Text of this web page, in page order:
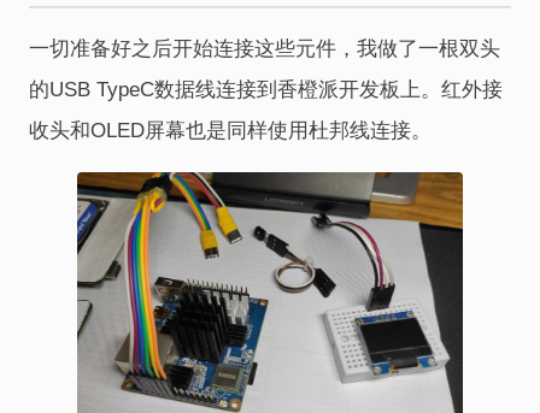
一切准备好之后开始连接这些元件，我做了一根双头
的USB TypeC数据线连接到香橙派开发板上。红外接
收头和OLED屏幕也是同样使用杜邦线连接。